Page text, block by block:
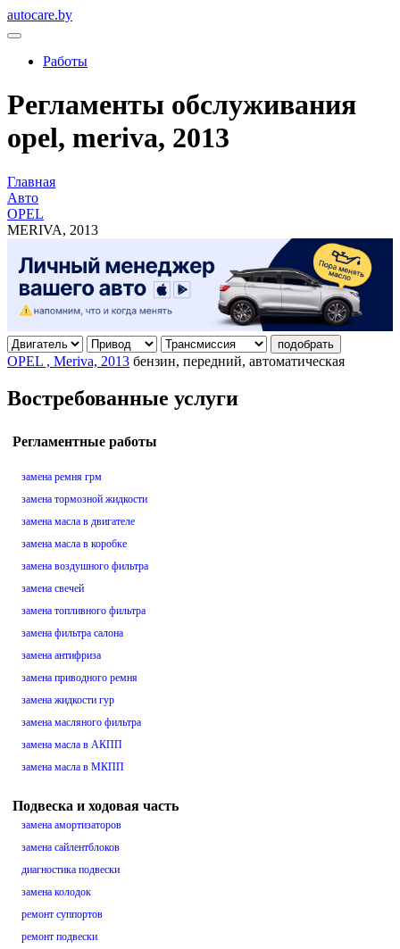
autocare.by
Работы
Регламенты обслуживания
opel, meriva, 2013
Главная
Авто
OPEL
MERIVA, 2013
подобрать
OPEL , Meriva, 2013 бензин, передний, автоматическая
Востребованные услуги
Регламентные работы
замена ремня грм
замена тормозной жидкости
замена масла в двигателе
замена масла в коробке
замена воздушного фильтра
замена свечей
замена топливного фильтра
замена фильтра салона
замена антифриза
замена приводного ремня
замена жидкости гур
замена масляного фильтра
замена масла в АКПП
замена масла в МКПП
Подвеска и ходовая часть
замена амортизаторов
замена сайлентблоков
диагностика подвески
замена колодок
ремонт суппортов
ремонт подвески